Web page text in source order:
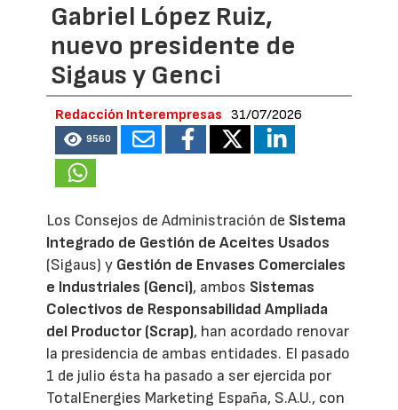
Gabriel López Ruiz,
nuevo presidente de
Sigaus y Genci
Redacción Interempresas 31/07/2026
9560
Los Consejos de Administración de Sistema
Integrado de Gestión de Aceites Usados
(Sigaus) y Gestión de Envases Comerciales
e Industriales (Genci), ambos Sistemas
Colectivos de Responsabilidad Ampliada
del Productor (Scrap), han acordado renovar
la presidencia de ambas entidades. El pasado
1 de julio ésta ha pasado a ser ejercida por
TotalEnergies Marketing España, S.A.U., con